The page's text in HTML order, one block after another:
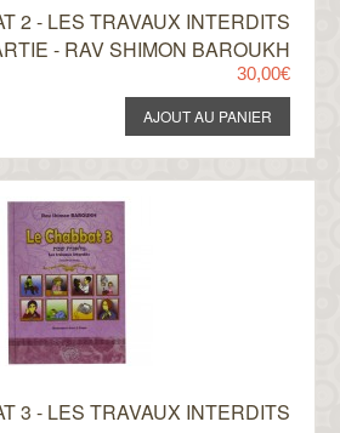
2 - LES TRAVAUX INTERDITS
- RAV SHIMON BAROUKH
30,00€
3 - LES TRAVAUX INTERDITS